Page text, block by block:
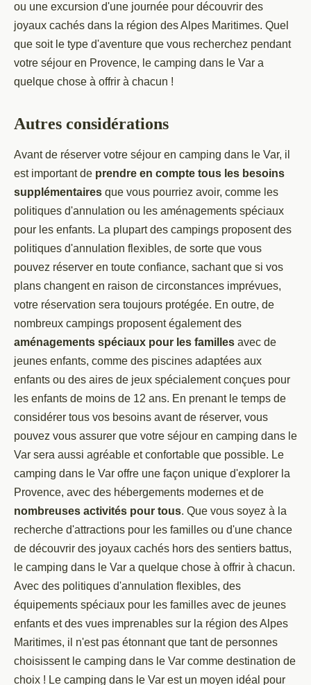
ou une excursion d'une journée pour découvrir des
joyaux cachés dans la région des Alpes Maritimes. Quel
que soit le type d'aventure que vous recherchez pendant
votre séjour en Provence, le camping dans le Var a
quelque chose à offrir à chacun !
Autres considérations
Avant de réserver votre séjour en camping dans le Var, il
est important de prendre en compte tous les besoins
supplémentaires que vous pourriez avoir, comme les
politiques d'annulation ou les aménagements spéciaux
pour les enfants. La plupart des campings proposent des
politiques d'annulation flexibles, de sorte que vous
pouvez réserver en toute confiance, sachant que si vos
plans changent en raison de circonstances imprévues,
votre réservation sera toujours protégée. En outre, de
nombreux campings proposent également des
aménagements spéciaux pour les familles avec de
jeunes enfants, comme des piscines adaptées aux
enfants ou des aires de jeux spécialement conçues pour
les enfants de moins de 12 ans. En prenant le temps de
considérer tous vos besoins avant de réserver, vous
pouvez vous assurer que votre séjour en camping dans le
Var sera aussi agréable et confortable que possible. Le
camping dans le Var offre une façon unique d'explorer la
Provence, avec des hébergements modernes et de
nombreuses activités pour tous. Que vous soyez à la
recherche d'attractions pour les familles ou d'une chance
de découvrir des joyaux cachés hors des sentiers battus,
le camping dans le Var a quelque chose à offrir à chacun.
Avec des politiques d'annulation flexibles, des
équipements spéciaux pour les familles avec de jeunes
enfants et des vues imprenables sur la région des Alpes
Maritimes, il n'est pas étonnant que tant de personnes
choisissent le camping dans le Var comme destination de
choix ! Le camping dans le Var est un moyen idéal pour